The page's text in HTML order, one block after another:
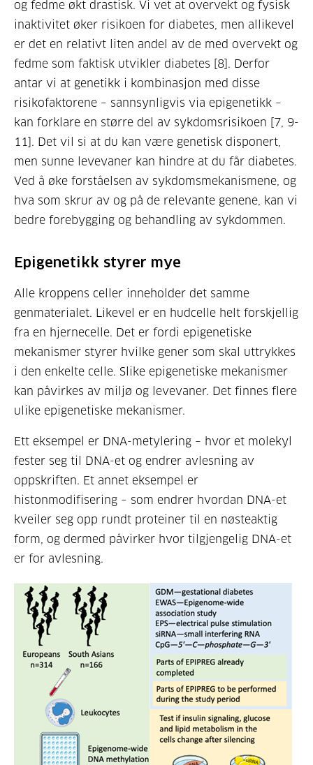
og fedme økt drastisk. Vi vet at overvekt og fysisk
inaktivitet øker risikoen for diabetes, men allikevel
er det en relativt liten andel av de med overvekt og
fedme som faktisk utvikler diabetes [8]. Derfor
antar vi at genetikk i kombinasjon med disse
risikofaktorene – sannsynligvis via epigenetikk –
kan forklare en større del av sykdomsrisikoen [7, 9-
11]. Det vil si at du kan være genetisk disponert,
men sunne levevaner kan hindre at du får diabetes.
Ved å øke forståelsen av sykdomsmekanismene, og
hva som skrur av og på de relevante genene, kan vi
bedre forebygging og behandling av sykdommen.
Epigenetikk styrer mye
Alle kroppens celler inneholder det samme
genmaterialet. Likevel er en hudcelle helt forskjellig
fra en hjernecelle. Det er fordi epigenetiske
mekanismer styrer hvilke gener som skal uttrykkes
i den enkelte celle. Slike epigenetiske mekanismer
kan påvirkes av miljø og levevaner. Det finnes flere
ulike epigenetiske mekanismer.
Ett eksempel er DNA-metylering – hvor et molekyl
fester seg til DNA-et og endrer avlesning av
oppskriften. Et annet eksempel er
histonmodifisering – som endrer hvordan DNA-et
kveiler seg opp rundt proteiner til en nøsteaktig
form, og dermed påvirker hvor tilgjengelig DNA-et
er for avlesning.